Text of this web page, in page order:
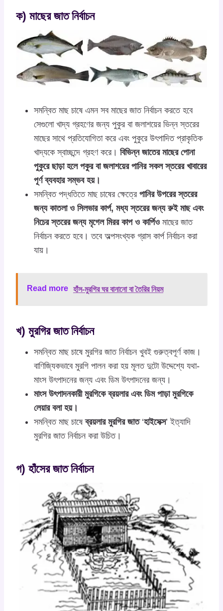
ক) মাছের জাত নির্বাচন
সমন্বিত মাছ চাষে এমন সব মাছের জাত নির্বাচন করতে হবে
সেগুলো খাদ্য গ্রহণের জন্য পুকুর বা জলাশয়ের ভিন্ন স্তরের
মাছের সাথে প্রতিযোগিতা করে এবং পুকুরে উৎপাদিত প্রাকৃতিক
খাদ্যকে স্বাচ্ছন্দে গ্রহণ করে। বিভিন্ন জাতের মাছের পোনা
পুকুরে ছাড়া হলে পকুর বা জলাশয়ের পানির সকল স্তরের খাবারের
পূর্ণ ব্যবহার সম্ভব হয়।
সমন্বিত পদ্ধতিতে মাছ চাষের ক্ষেত্রে পানির উপরের স্তরের
জন্য কাতলা ও সিলভার কার্প, মধ্য স্তরের জন্য রুই মাছ এবং
নিচের স্তরের জন্য মৃগেল মিরর কাপ ও কার্পিও মাছের জাত
নির্বাচন করতে হবে। তবে অল্পসংখ্যক গ্রাস কার্প নির্বাচন করা
যায়।
Read more হাঁস-মুরগির ঘর বানানো বা তৈরির নিয়ম
খ) মুরগির জাত নির্বাচন
সমন্বিত মাছ চাষে মুরগির জাত নির্বাচন খুবই গুরুত্বপূর্ণ কাজ।
বাণিজ্যিকভাবে মুরগি পালন করা হয় মূলত দুটো উদ্দেশ্যে যথা-
মাংস উৎপাদনের জন্য এবং ডিম উৎপাদনের জন্য।
মাংস উৎপাদনকারী মুরগিকে ব্রয়লার এবং ডিম পাড়া মুরগিকে
লেয়ার বলা হয়।
সমন্বিত মাছ চাষেব্রয়লার মুরগির জাত ‘হাইসেক্স’ ইত্যাদি
মুরগির জাত নির্বাচন করা উচিত।
গ) হাঁসের জাত নির্বাচন